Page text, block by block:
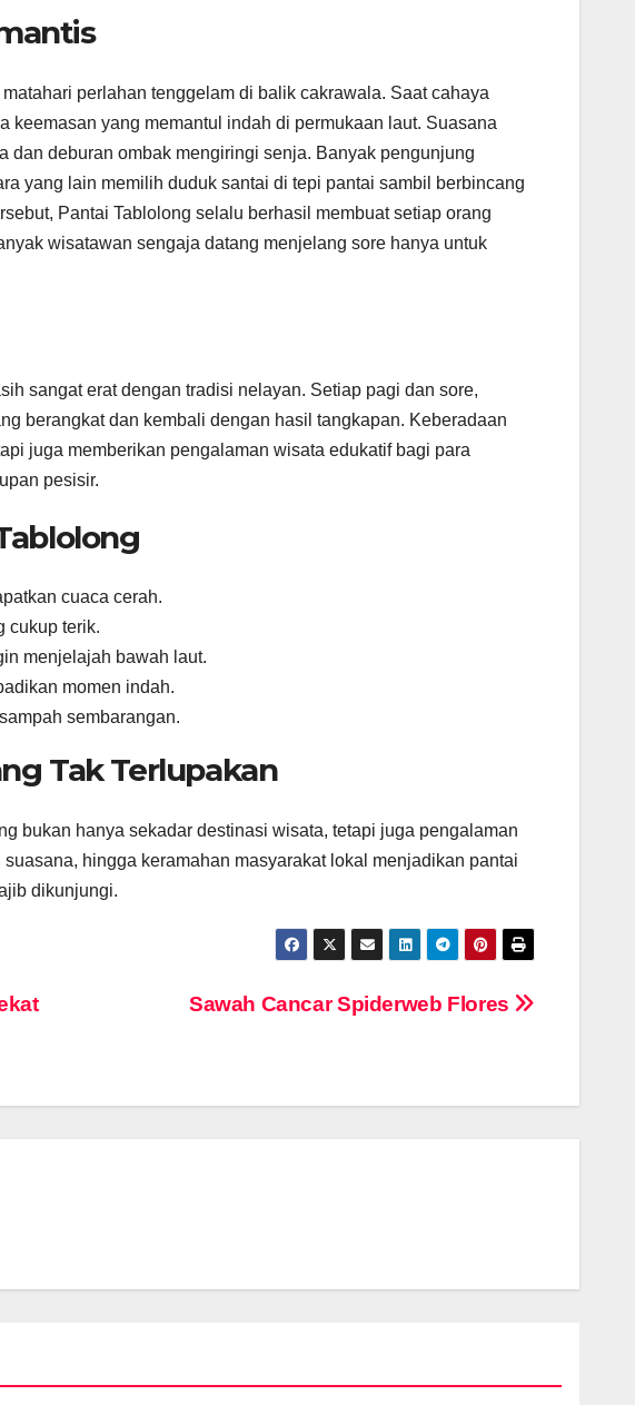
perlahan tenggelam di balik cakrawala. Saat cahaya
keemasan yang memantul indah di permukaan laut. Suasana
dan deburan ombak mengiringi senja. Banyak pengunjung
yang lain memilih duduk santai di tepi pantai sambil berbincang
Pantai Tablolong selalu berhasil membuat setiap orang
wisatawan sengaja datang menjelang sore hanya untuk
sangat erat dengan tradisi nelayan. Setiap pagi dan sore,
berangkat dan kembali dengan hasil tangkapan. Keberadaan
juga memberikan pengalaman wisata edukatif bagi para
pesisir.
cuaca cerah.
cukup terik.
menjelajah bawah laut.
momen indah.
sembarangan.
Tak Terlupakan
bukan hanya sekadar destinasi wisata, tetapi juga pengalaman
hingga keramahan masyarakat lokal menjadikan pantai
dikunjungi.
Sawah Cancar Spiderweb Flores